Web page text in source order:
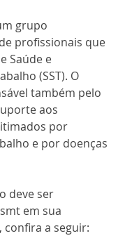
grupo
profissionais que
Saúde e
(SST). O
também pelo
aos
por
e por doenças
deve ser
em sua
confira a seguir: